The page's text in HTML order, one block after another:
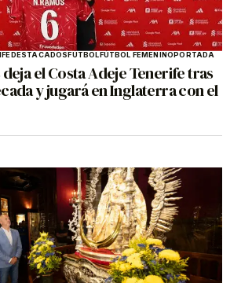
DESTACADOSFÚTBOLFÚTBOL FEMENINOPORTADA
el Costa Adeje Tenerife tras
y jugará en Inglaterra con el